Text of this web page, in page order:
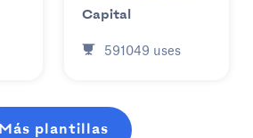
Capital
591049 uses
Más plantillas